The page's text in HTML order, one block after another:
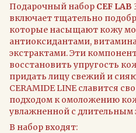
Подарочный набор CEF LAB
включает тщательно
которые насыщают кожу
антиоксидантами,
экстрактами. Эти
восстановить упругость
придать лицу свежий и
CERAMIDE LINE славится
подходом к омоложению
увлажненной с
В набор входят: